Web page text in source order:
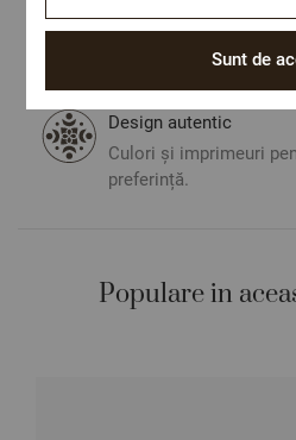
României.
Materiale textile care
sănătatea
Design autentic
Culori și imprimeuri
preferință.
Populare in
Sunt de